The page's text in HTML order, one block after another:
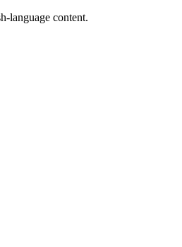
language content.